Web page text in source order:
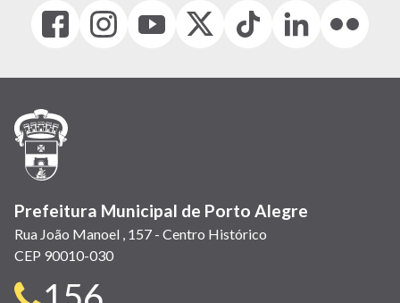
Facebook
(link
em
janela)
Instagram
(link
em
(link
em
(Antigo
(link
Tiktok
(link
em
LinkedIn
(link
em
(link
em
Prefeitura Municipal de Porto Alegre
Rua João Manoel , 157 - Centro Histórico
CEP 90010-030